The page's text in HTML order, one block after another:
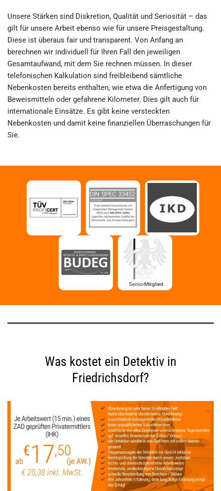
Unsere Stärken sind Diskretion, Qualität und Seriosität – das
gilt für unsere Arbeit ebenso wie für unsere Preisgestaltung.
Diese ist überaus fair und transparent. Von Anfang an
berechnen wir individuell für Ihren Fall den jeweiligen
Gesamtaufwand, mit dem Sie rechnen müssen. In dieser
telefonischen Kalkulation sind freibleibend sämtliche
Nebenkosten bereits enthalten, wie etwa die Anfertigung von
Beweismitteln oder gefahrene Kilometer. Dies gilt auch für
internationale Einsätze. Es gibt keine versteckten
Nebenkosten und damit keine finanziellen Überraschungen für
Sie.
Was kostet ein Detektiv in
Friedrichsdorf?